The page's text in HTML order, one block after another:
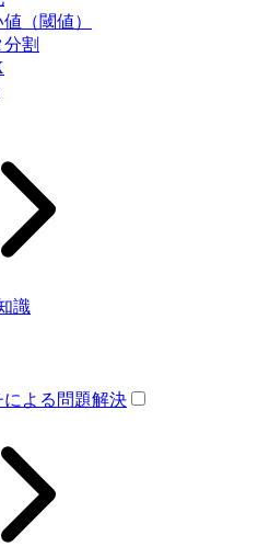
（閾値）
割
識
よる問題解決